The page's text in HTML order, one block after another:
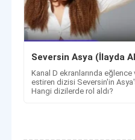
Seversin Asya (İlayda
Kanal D ekranlarında
estiren dizisi Seversin'in
Hangi dizilerde rol aldı?